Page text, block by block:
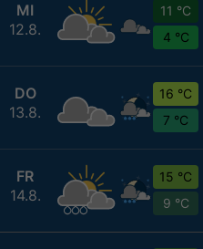
MI
12.8.
11 °C
4 °C
DO
13.8.
16 °C
7 °C
FR
14.8.
15 °C
9 °C